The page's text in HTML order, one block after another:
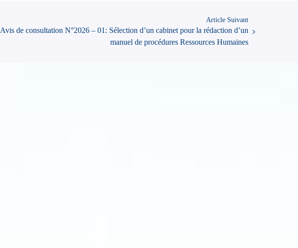
Article Suivant
Avis de consultation N°2026 – 01: Sélection d’un cabinet pour la rédaction d’un
manuel de procédures Ressources Humaines